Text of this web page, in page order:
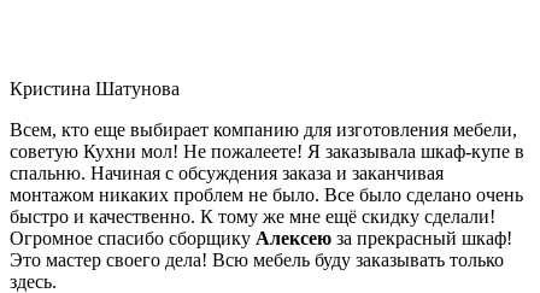
Кристина Шатунова
Всем, кто еще выбирает компанию для изготовления мебели,
советую Кухни мол! Не пожалеете! Я заказывала шкаф-купе в
спальню. Начиная с обсуждения заказа и заканчивая
монтажом никаких проблем не было. Все было сделано очень
быстро и качественно. К тому же мне ещё скидку сделали!
Огромное спасибо сборщику Алексею за прекрасный шкаф!
Это мастер своего дела! Всю мебель буду заказывать только
здесь.